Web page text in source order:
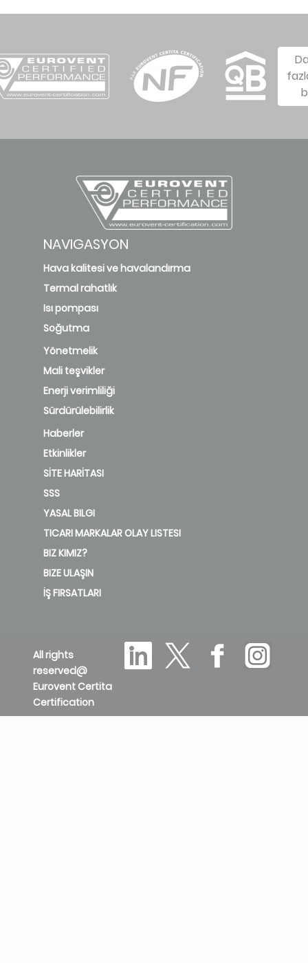
NAVIGASYON
Hava kalitesi ve havalandırma
Termal rahatlık
Isı pompası
Soğutma
Yönetmelik
Mali teşvikler
Enerji verimliliği
Sürdürülebilirlik
Haberler
Etkinlikler
SİTE HARİTASI
SSS
YASAL BILGI
TICARI MARKALAR OLAY LISTESI
BIZ KIMIZ?
BIZE ULAŞIN
İŞ FIRSATLARI
All rights
reserved@
Eurovent Certita
Certification